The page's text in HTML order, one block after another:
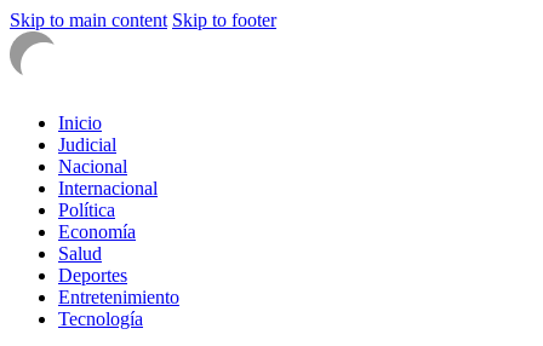
Skip to main content Skip to footer
Inicio
Judicial
Nacional
Internacional
Política
Economía
Salud
Deportes
Entretenimiento
Tecnología